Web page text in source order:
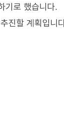
기로 했습니다.
진할 계획입니